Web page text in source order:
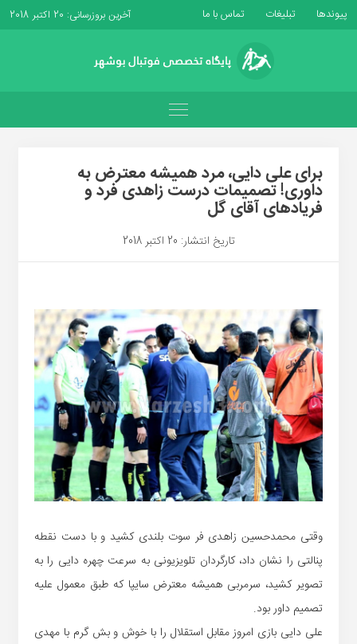
پیوندها تبلیغات تماس با ما آخرین بروزرسانی: 20 اکتبر 2018
برای علی دایی، مرد همیشه معترض به
داوری! تصمیمات درست زاهدی فرد و
فریادهای آقای گل
تاریخ انتشار: 20 اکتبر 2018
وقتی محمدحسین زاهدی فر سوت بلندی کشید و با دست نقطه
پنالتی را نشان داد، کارگردان تلویزیونی به سرعت چهره دایی را به
تصویر کشید، سرمربی همیشه معترض سایپا که طبق معمول علیه
تصمیم داور بود.
علی دایی بازی امروز مقابل استقلال را با خوش و بش گرم با مهدی